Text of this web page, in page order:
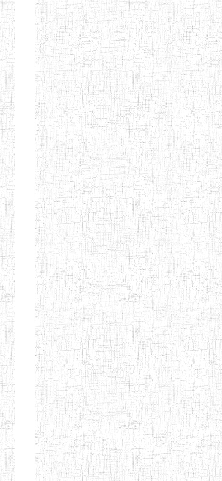
BAPTIST
TEACHERS
TRAINING
COLLEGE
08/08/1983 ENIEG
KENCHOLIA
TEACHER'S
TRAINING
COLLEGE
"K.T.T.C NDOP"
15/09/2015 ENIEG
ENIEG PRIVEE
BILINGUE
LAIQUE LES
PERFORMANCES
PEDAGOGIQUES
01/09/2015 ENIEG
ENIEG DU HAUT
NKAM
12/08/2013 ENIEG
ENIEG BILINGUE
DE L'IPEP DE
BANDJOUN
05/09/2003 ENIEG
ENIEG PRIVEE
NANFAH
07/09/2012 ENIEG
ENPIEG TERESA
JANE
14/03/2014 ENIEG
ENIEG
MODERNE
SAINTE MARIE
04/08/2010 ENIEG